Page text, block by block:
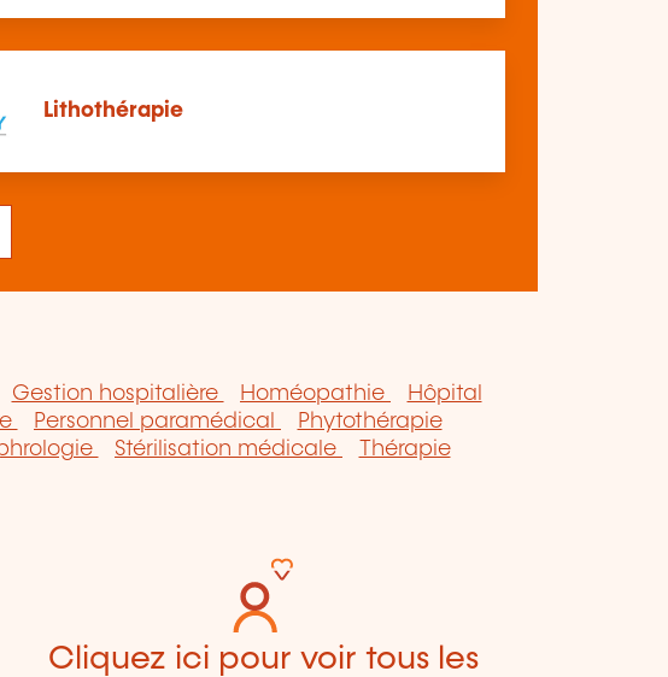
Lithothérapie
Gestion hospitalière Homéopathie
Hôpital
Personnel paramédical
Phytothérapie
Stérilisation médicale
Thérapie
Cliquez ici pour voir tous les